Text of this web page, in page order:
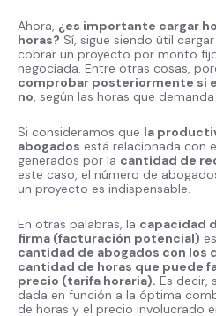
Ahora, ¿es importante cargar
horas? Sí, sigue siendo útil
cobrar un proyecto por monto
negociada. Entre otras cosas,
comprobar posteriormente si
no , según las horas que demanda
Si consideramos que la
abogados está relacionada con
generados por la cantidad de
este caso, el número de
un proyecto es indispensable.
En otras palabras, la capacidad
firma (facturación potencial)
cantidad de abogados con los
cantidad de horas que puede
precio (tarifa horaria). Es decir,
dada en función a la óptima
de horas y el precio involucrado